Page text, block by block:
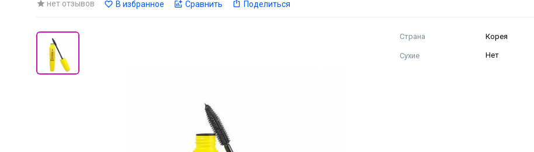
нет отзывов В избранное Сравнить Поделиться
Страна Корея
Сухие Нет